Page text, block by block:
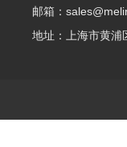
邮箱：
地址：上海市黄浦